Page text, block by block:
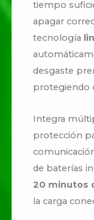
tiempo
apagar
tecnología
desgaste
protegiendo
Integra
protección
de baterías
20 minutos
la carga